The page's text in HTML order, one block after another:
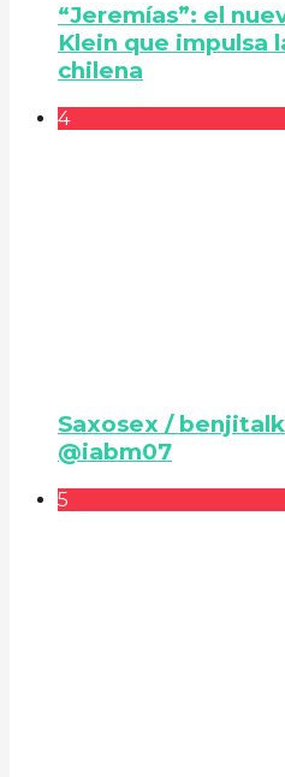
“Jeremías”: el
Klein que impulsa
chilena
4
Saxosex /
@iabm07
5